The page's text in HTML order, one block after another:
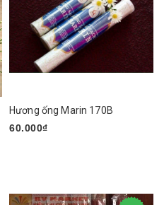
Hương ống Marin 170B
60.000₫